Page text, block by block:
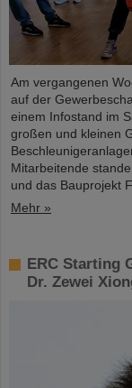
Am vergangenen
auf der
einem Infostand im
großen und kleinen
Mitarbeitende
und das Bauprojekt
Mehr »
ERC Starting
Dr. Zewei